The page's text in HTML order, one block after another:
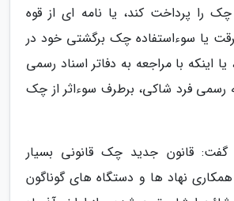
را پرداخت کند، یا نامه ای از قوه
یا سوءاستفاده چک برگشتی خود در
یا اینکه با مراجعه به دفاتر اسناد رسمی
رسمی فرد شاکی، برطرف سوءاثر از چک
قانون جدید چک قانونی بسیار
نهاد ها و دستگاه های گوناگون